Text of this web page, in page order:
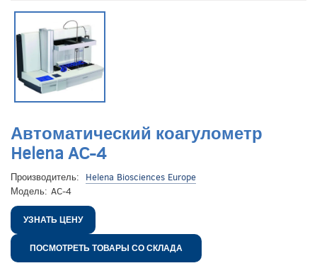
Автоматический коагулометр
Helena AC-4
Производитель:
Helena Biosciences Europe
Модель: AC-4
УЗНАТЬ ЦЕНУ
ПОСМОТРЕТЬ ТОВАРЫ СО СКЛАДА